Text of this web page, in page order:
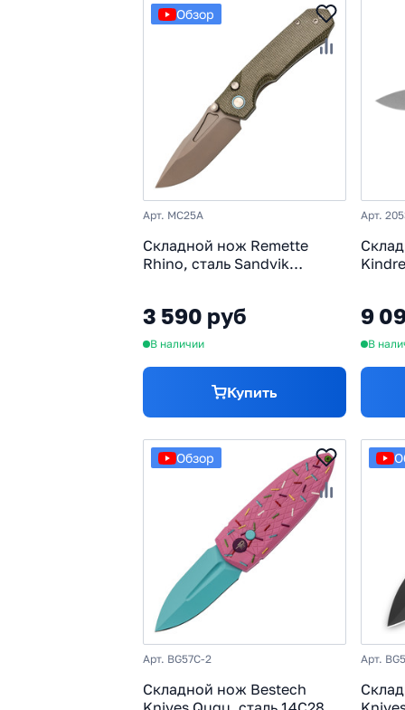
Обзор
Арт. MC25A
Складной нож Remette
Rhino, сталь Sandvik
3 590 руб
В наличии
Купить
Арт.
9
В
Обзор
Арт. BG57C-2
Складной нож Bestech
Арт.